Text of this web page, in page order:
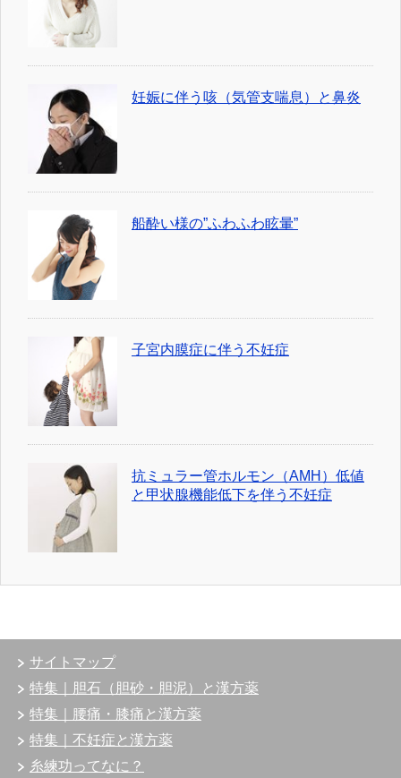
妊娠に伴う咳（気管支喘息）と鼻炎
船酔い様の”ふわふわ眩暈”
子宮内膜症に伴う不妊症
抗ミュラー管ホルモン（AMH）低値
と甲状腺機能低下を伴う不妊症
サイトマップ
特集｜胆石（胆砂・胆泥）と漢方薬
特集｜腰痛・膝痛と漢方薬
特集｜不妊症と漢方薬
糸練功ってなに？